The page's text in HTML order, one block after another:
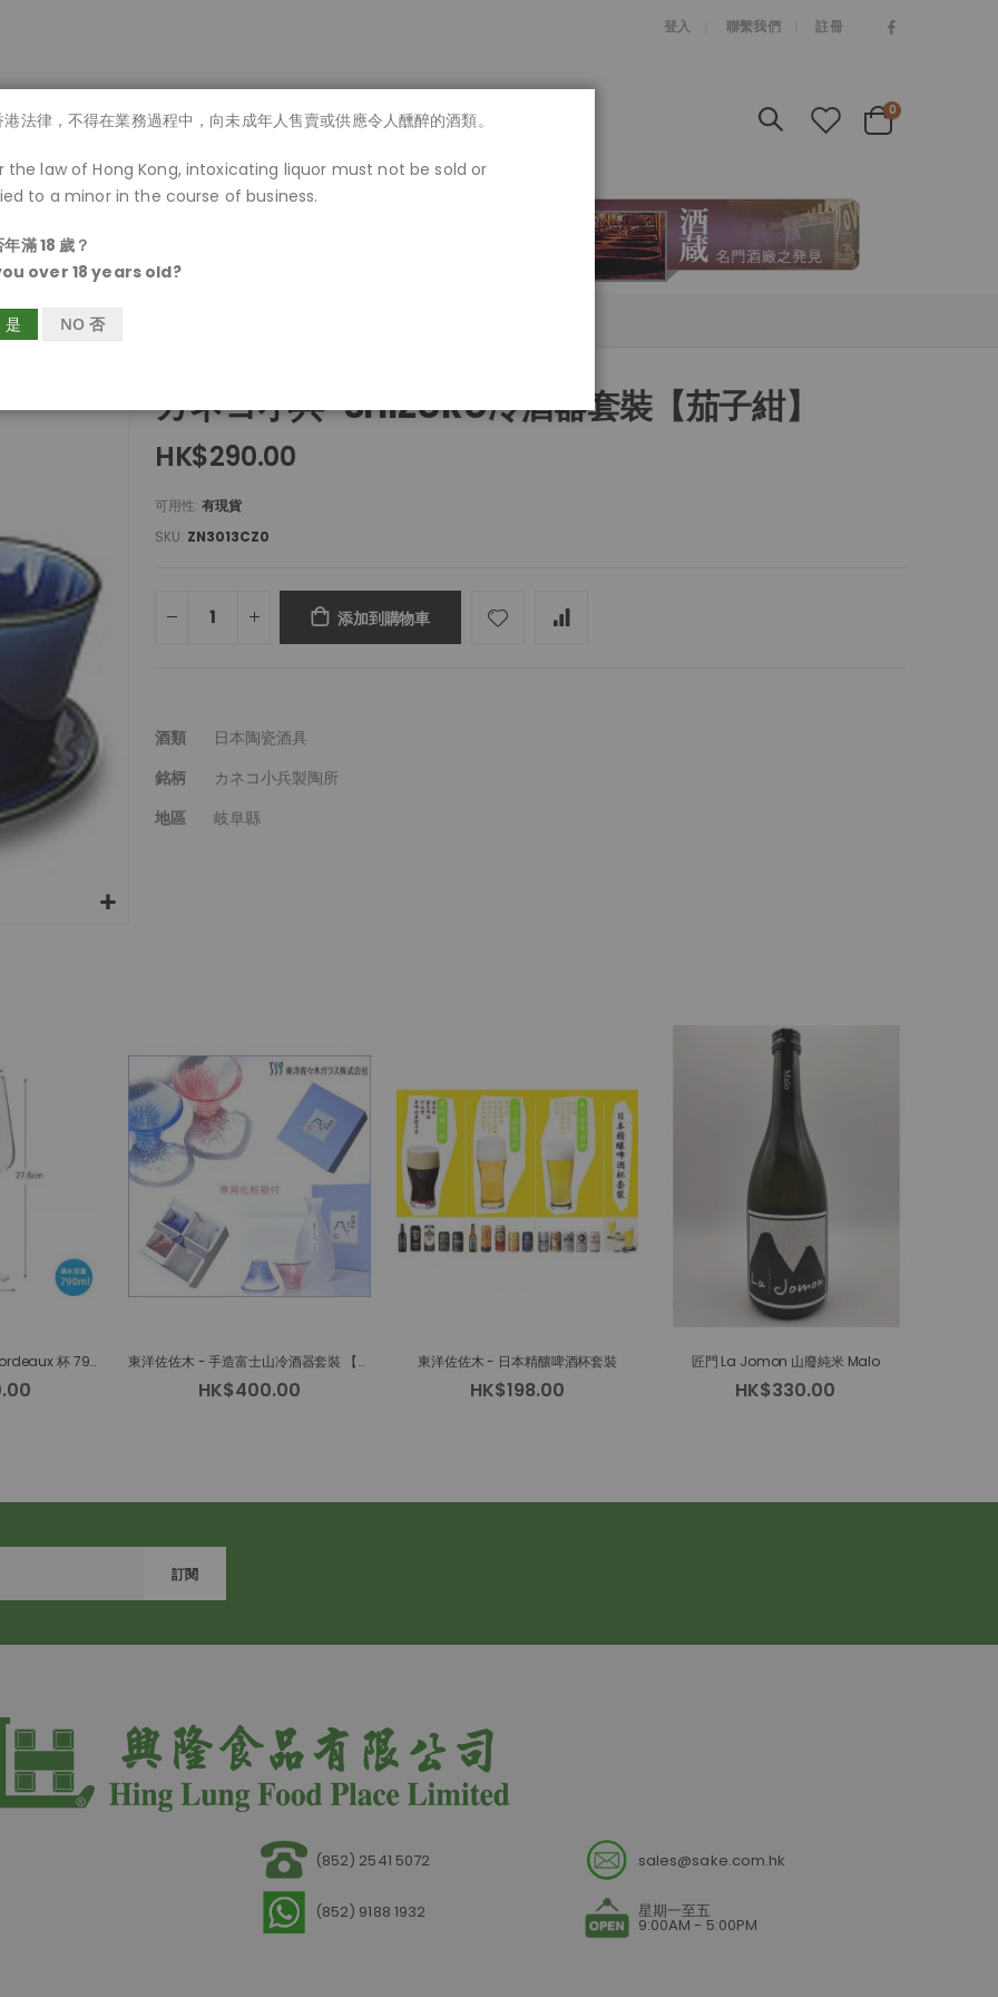
登入 聯繫我們 註冊
一覽 Cart
0items
カネコ小兵-SHIZURU冷酒器套裝【茄子紺】
HK$290.00
可用性: 有現貨
SKU ZN3013CZ0
添加到購物車
更
信
息
酒類
日本陶瓷酒具
銘柄
カネコ小兵製陶所
地區
岐阜縣
Montagne系列 日本 Bordeaux 杯 790ml 東洋佐佐木 - 手造富士山冷酒器套裝 【招福】
HK$400.00
東洋佐佐木 - 日本精釀啤酒杯套裝
HK$198.00
匠門 La Jomon 山廢純米 Malo
HK$330.00
訂閱
(852) 2541 5072 sales@sake.com.hk
(852) 9188 1932 星期一至五
9:00AM - 5:00PM
法律，不得在業務過程中，向未成年人售賣或供應令人醺醉的酒類。
the law of Hong Kong, intoxicating liquor must not be sold or
to a minor in the course of business.
滿 18 歲？
over 18 years old?
是 NO 否